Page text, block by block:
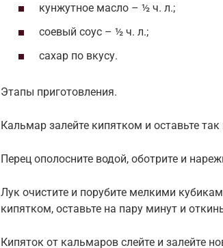
кунжутное масло – ½ ч. л.;
соевый соус – ½ ч. л.;
сахар по вкусу.
Этапы приготовления.
Кальмар залейте кипятком и оставьте
Перец ополосните водой, оботрите и
Лук очистите и порубите мелкими
кипятком, оставьте на пару минут и
Кипяток от кальмаров слейте и залейте